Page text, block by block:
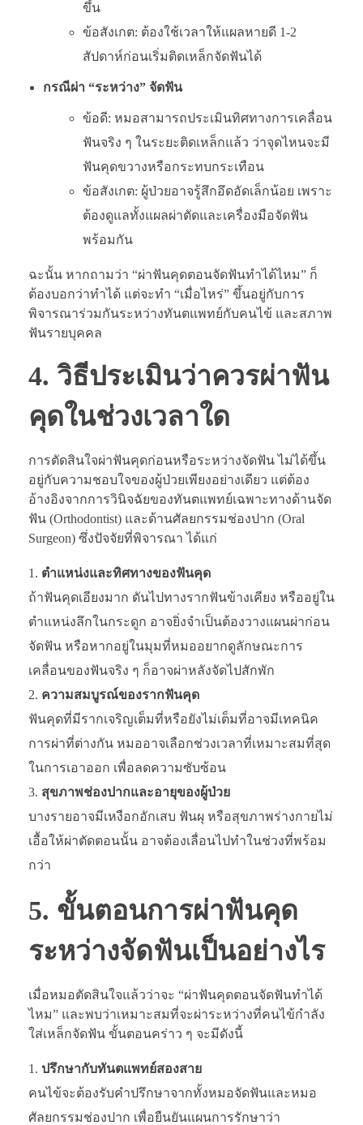
ขึ้น
ข้อสังเกต: ต้องใช้เวลาให้แผลหายดี 1-2
สัปดาห์ก่อนเริ่มติดเหล็กจัดฟันได้
กรณีผ่า “ระหว่าง” จัดฟัน
ข้อดี: หมอสามารถประเมินทิศทางการเคลื่อน
ฟันจริง ๆ ในระยะติดเหล็กแล้ว ว่าจุดไหนจะมี
ฟันคุดขวางหรือกระทบกระเทือน
ข้อสังเกต: ผู้ป่วยอาจรู้สึกอึดอัดเล็กน้อย เพราะ
ต้องดูแลทั้งแผลผ่าตัดและเครื่องมือจัดฟัน
พร้อมกัน
ฉะนั้น หากถามว่า “ผ่าฟันคุดตอนจัดฟันทำได้ไหม” ก็
ต้องบอกว่าทำได้ แต่จะทำ “เมื่อไหร่” ขึ้นอยู่กับการ
พิจารณาร่วมกันระหว่างทันตแพทย์กับคนไข้ และสภาพ
ฟันรายบุคคล
4. วิธีประเมินว่าควรผ่าฟัน
คุดในช่วงเวลาใด
การตัดสินใจผ่าฟันคุดก่อนหรือระหว่างจัดฟัน ไม่ได้ขึ้น
อยู่กับความชอบใจของผู้ป่วยเพียงอย่างเดียว แต่ต้อง
อ้างอิงจากการวินิจฉัยของทันตแพทย์เฉพาะทางด้านจัด
ฟัน (Orthodontist) และด้านศัลยกรรมช่องปาก (Oral
Surgeon) ซึ่งปัจจัยที่พิจารณา ได้แก่
ตำแหน่งและทิศทางของฟันคุด
ถ้าฟันคุดเอียงมาก ดันไปทางรากฟันข้างเคียง หรืออยู่ใน
ตำแหน่งลึกในกระดูก อาจยิ่งจำเป็นต้องวางแผนผ่าก่อน
จัดฟัน หรือหากอยู่ในมุมที่หมออยากดูลักษณะการ
เคลื่อนของฟันจริง ๆ ก็อาจผ่าหลังจัดไปสักพัก
ความสมบูรณ์ของรากฟันคุด
ฟันคุดที่มีรากเจริญเต็มที่หรือยังไม่เต็มที่อาจมีเทคนิค
การผ่าที่ต่างกัน หมออาจเลือกช่วงเวลาที่เหมาะสมที่สุด
ในการเอาออก เพื่อลดความซับซ้อน
สุขภาพช่องปากและอายุของผู้ป่วย
บางรายอาจมีเหงือกอักเสบ ฟันผุ หรือสุขภาพร่างกายไม่
เอื้อให้ผ่าตัดตอนนั้น อาจต้องเลื่อนไปทำในช่วงที่พร้อม
กว่า
5. ขั้นตอนการผ่าฟันคุด
ระหว่างจัดฟันเป็นอย่างไร
เมื่อหมอตัดสินใจแล้วว่าจะ “ผ่าฟันคุดตอนจัดฟันทำได้
ไหม” และพบว่าเหมาะสมที่จะผ่าระหว่างที่คนไข้กำลัง
ใส่เหล็กจัดฟัน ขั้นตอนคร่าว ๆ จะมีดังนี้
ปรึกษากับทันตแพทย์สองสาย
คนไข้จะต้องรับคำปรึกษาจากทั้งหมอจัดฟันและหมอ
ศัลยกรรมช่องปาก เพื่อยืนยันแผนการรักษาว่า